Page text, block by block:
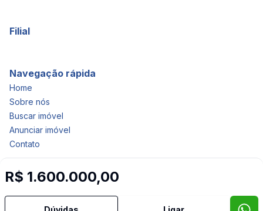
R$ 1.600.000,00
Filial
Navegação rápida
Home
Sobre nós
Buscar imóvel
Anunciar imóvel
Contato
Selo de Tecnologia Loft